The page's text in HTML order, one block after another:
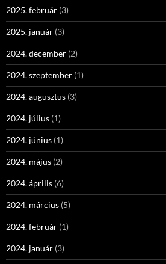
2025. február (3)
2025. január (3)
2024. december (2)
2024. szeptember (1)
2024. augusztus (3)
2024. július (1)
2024. június (1)
2024. május (2)
2024. április (6)
2024. március (5)
2024. február (1)
2024. január (3)